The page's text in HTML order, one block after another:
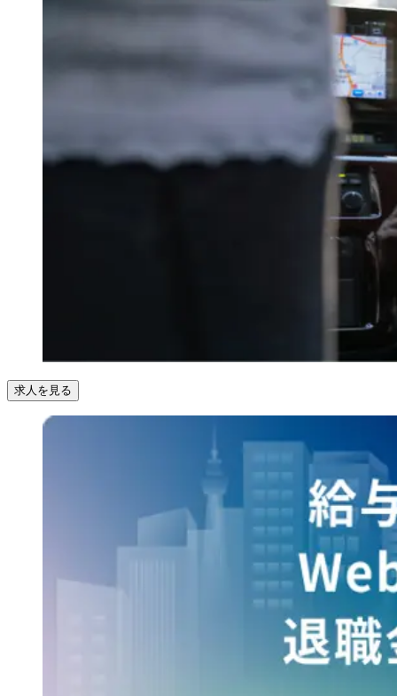
求人を見る